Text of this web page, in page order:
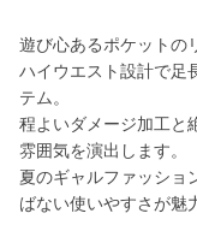
遊び心あるポケットの
ハイウエスト設計で足
テム。
程よいダメージ加工と
雰囲気を演出します。
夏のギャルファッショ
ばない使いやすさが魅